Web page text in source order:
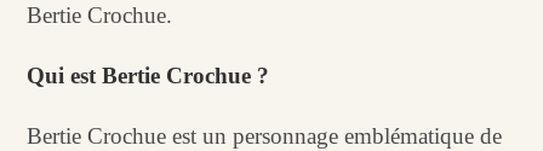
Bertie Crochue.
Qui est Bertie Crochue ?
Bertie Crochue est un personnage emblématique de